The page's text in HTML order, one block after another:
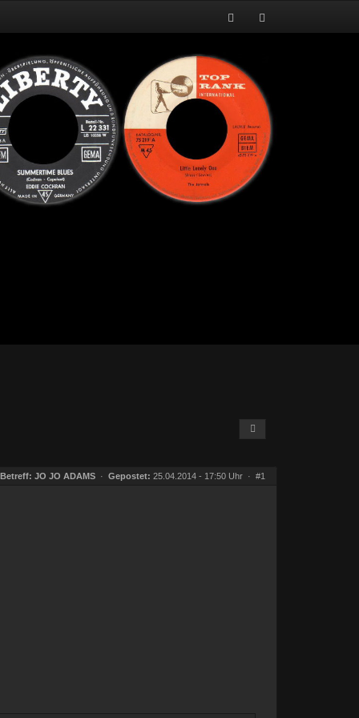
Betreff: JO JO ADAMS · Gepostet: 25.04.2014 - 17:50 Uhr · #1